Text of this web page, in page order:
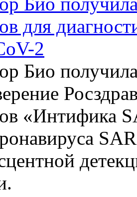
для
2
Био
«Интифика